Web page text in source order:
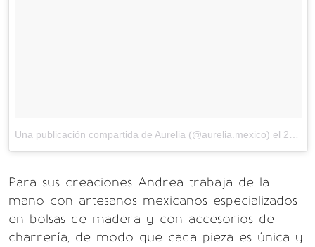
Una publicación compartida de Aurelia (@aurelia.mexico) el 29 de Nov de 2017 a la(s) 11:32 PST
Para sus creaciones Andrea trabaja de la
mano con artesanos mexicanos especializados
en bolsas de madera y con accesorios de
charrería, de modo que cada pieza es única y